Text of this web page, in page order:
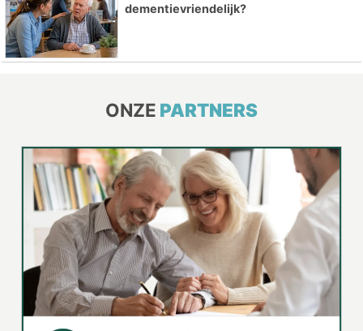
dementievriendelijk?
ONZE PARTNERS